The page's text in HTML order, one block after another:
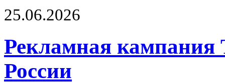
25.06.2026
Рекламная кампания
России